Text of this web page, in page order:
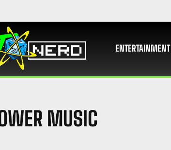
ENTERTAINMENT
MUSIC